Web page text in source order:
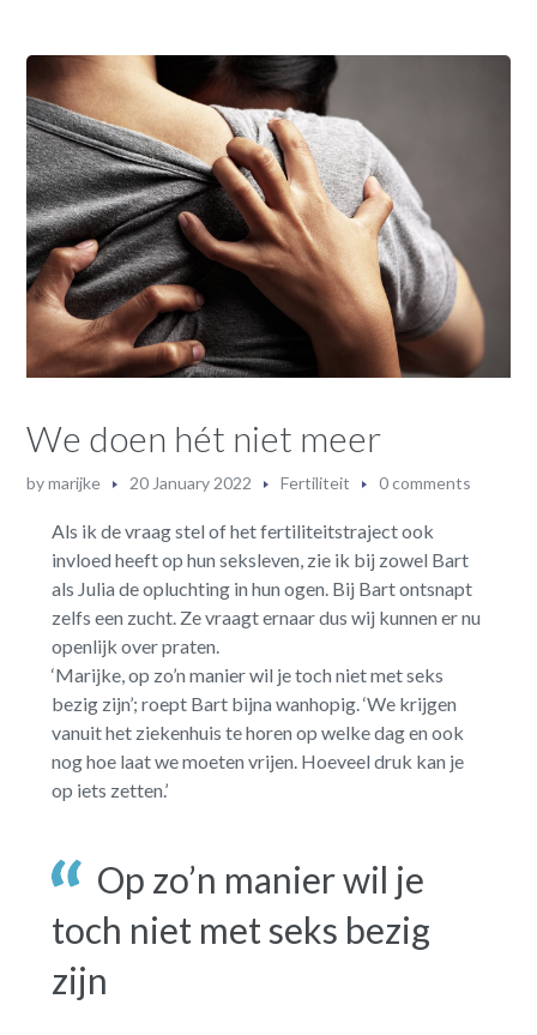
We doen hét niet meer
bymarijke 20 January 2022 Fertiliteit 0 comments
Als ik de vraag stel of het fertiliteitstraject ook
invloed heeft op hun seksleven, zie ik bij zowel Bart
als Julia de opluchting in hun ogen. Bij Bart ontsnapt
zelfs een zucht. Ze vraagt ernaar dus wij kunnen er nu
openlijk over praten.
‘Marijke, op zo’n manier wil je toch niet met seks
bezig zijn’; roept Bart bijna wanhopig. ‘We krijgen
vanuit het ziekenhuis te horen op welke dag en ook
nog hoe laat we moeten vrijen. Hoeveel druk kan je
op iets zetten.’
Op zo’n manier wil je
toch niet met seks bezig
zijn